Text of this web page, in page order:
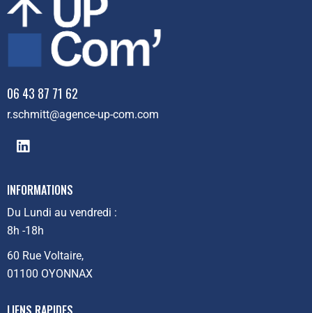
06 43 87 71 62
r.schmitt@agence-up-com.com
INFORMATIONS
Du Lundi au vendredi :
8h -18h
60 Rue Voltaire,
01100 OYONNAX